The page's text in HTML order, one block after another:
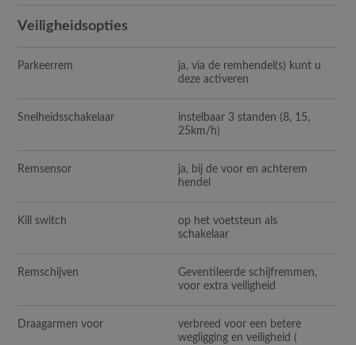
Veiligheidsopties
Parkeerrem
ja, via de remhendel(s) kunt u
deze activeren
Snelheidsschakelaar
instelbaar 3 standen (8, 15,
25km/h)
Remsensor
ja, bij de voor en achterem
hendel
Kill switch
op het voetsteun als
schakelaar
Remschijven
Geventileerde schijfremmen,
voor extra veiligheid
Draagarmen voor
verbreed voor een betere
wegligging en veiligheid (